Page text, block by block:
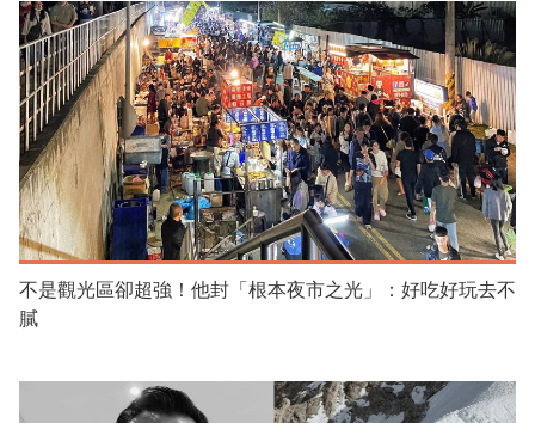
不是觀光區卻超強！他封「根本夜市之光」：好吃好玩去不
膩